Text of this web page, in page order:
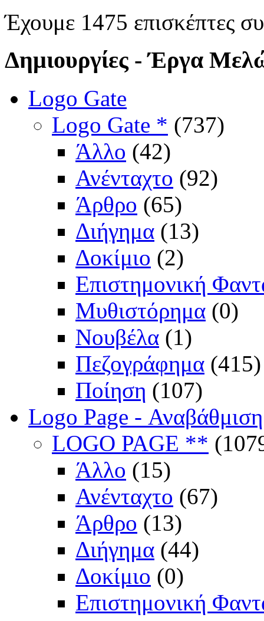
Έχουμε 1475 επισκέπτες
Δημιουργίες - Έργα
Logo Gate
Logo Gate * (737)
Άλλο (42)
Ανένταχτο (92)
Άρθρο (65)
Διήγημα (13)
Δοκίμιο (2)
Επιστημονική
Μυθιστόρημα (0)
Νουβέλα (1)
Πεζογράφημα (415)
Ποίηση (107)
Logo Page -
LOGO PAGE **
Άλλο (15)
Ανένταχτο (67)
Άρθρο (13)
Διήγημα (44)
Δοκίμιο (0)
Επιστημονική